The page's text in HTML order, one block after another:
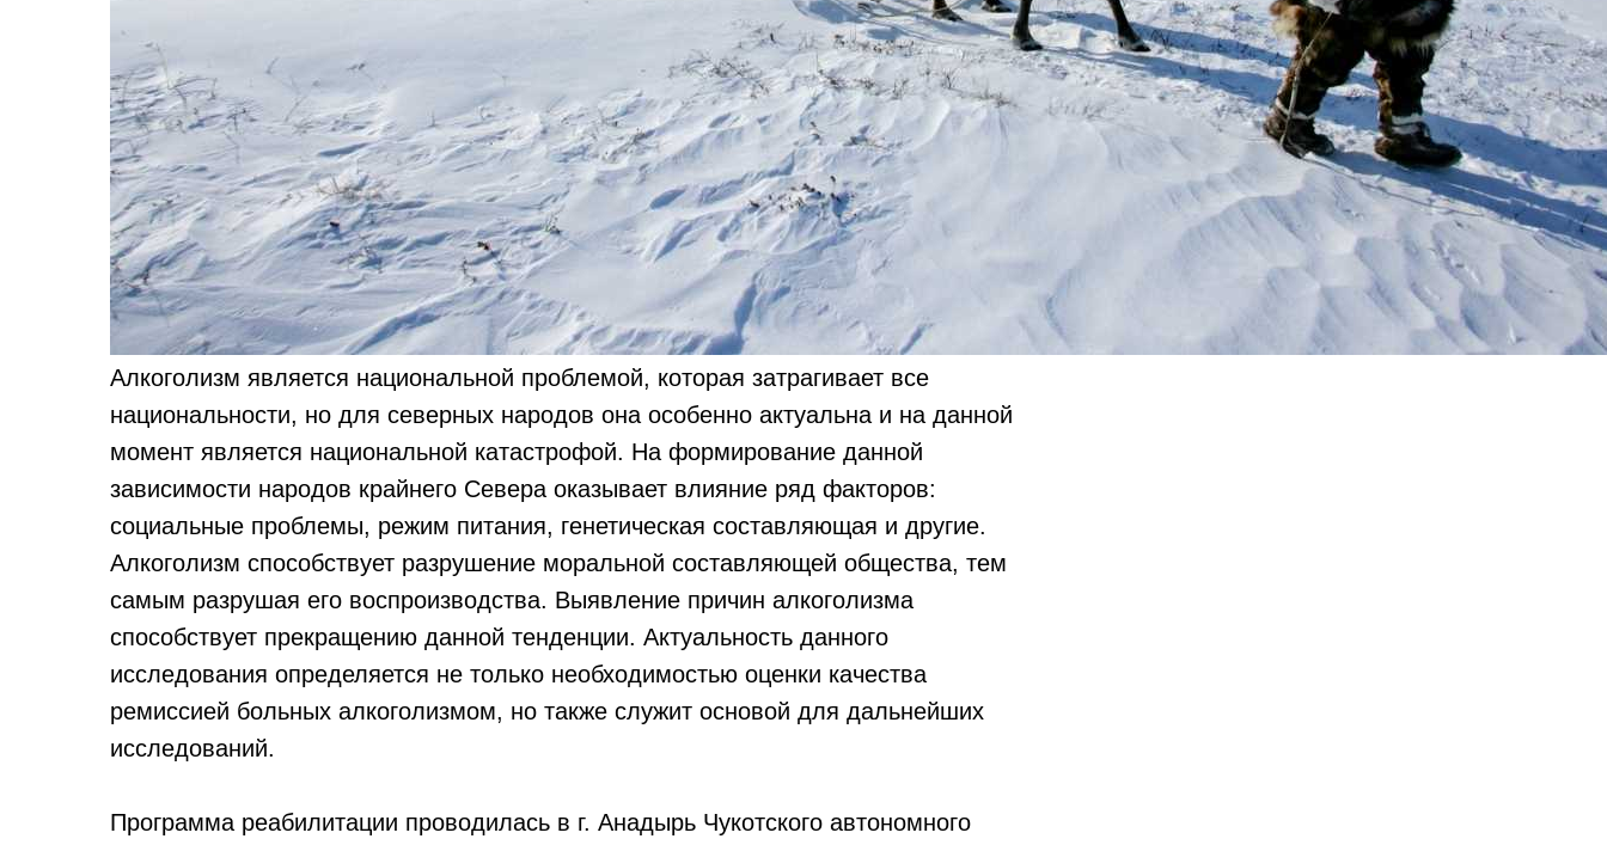
Алкоголизм является национальной проблемой, которая затрагивает все
национальности, но для северных народов она особенно актуальна и на данной
момент является национальной катастрофой. На формирование данной
зависимости народов крайнего Севера оказывает влияние ряд факторов:
социальные проблемы, режим питания, генетическая составляющая и другие.
Алкоголизм способствует разрушение моральной составляющей общества, тем
самым разрушая его воспроизводства. Выявление причин алкоголизма
способствует прекращению данной тенденции. Актуальность данного
исследования определяется не только необходимостью оценки качества
ремиссией больных алкоголизмом, но также служит основой для дальнейших
исследований.
Программа реабилитации проводилась в г. Анадырь Чукотского автономного